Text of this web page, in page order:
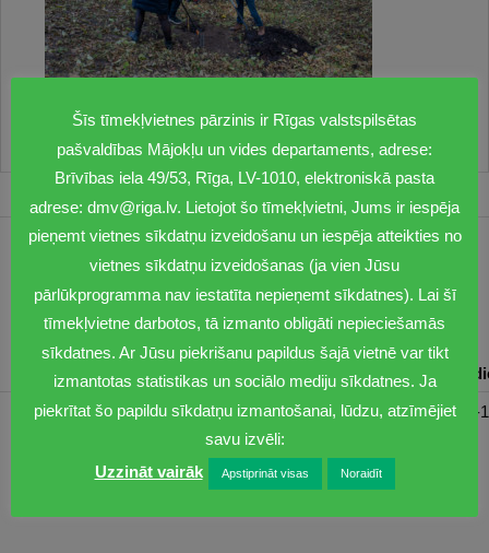
1201
dmv@riga.lv
Pirmdiena Otrdiena Trešdiena Ceturtdiena
08:30-17:00 08:00-17:00 08:00-17:00 08:00-17:00 08:00-
Šīs tīmekļvietnes pārzinis ir Rīgas valstspilsētas
pašvaldības Mājokļu un vides departaments, adrese:
Brīvības iela 49/53, Rīga, LV-1010, elektroniskā pasta
adrese: dmv@riga.lv. Lietojot šo tīmekļvietni, Jums ir iespēja
pieņemt vietnes sīkdatņu izveidošanu un iespēja atteikties no
vietnes sīkdatņu izveidošanas (ja vien Jūsu
pārlūkprogramma nav iestatīta nepieņemt sīkdatnes). Lai šī
tīmekļvietne darbotos, tā izmanto obligāti nepieciešamās
sīkdatnes. Ar Jūsu piekrišanu papildus šajā vietnē var tikt
izmantotas statistikas un sociālo mediju sīkdatnes. Ja
piekrītat šo papildu sīkdatņu izmantošanai, lūdzu, atzīmējiet
savu izvēli:
Uzzināt vairāk
Apstiprināt visas Noraidīt